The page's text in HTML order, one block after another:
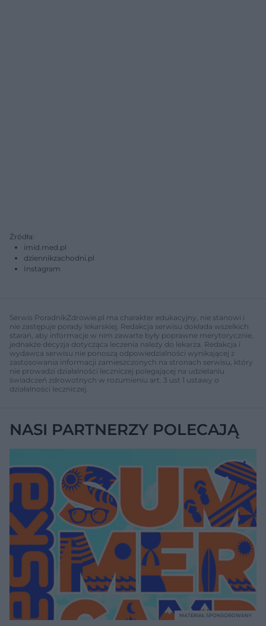
Źródła:
imid.med.pl
dziennikzachodni.pl
Instagram
Serwis PoradnikZdrowie.pl ma charakter edukacyjny, nie stanowi i
nie zastępuje porady lekarskiej. Redakcja serwisu dokłada wszelkich
starań, aby informacje w nim zawarte były poprawne merytorycznie,
jednakże decyzja dotycząca leczenia należy do lekarza. Redakcja i
wydawca serwisu nie ponoszą odpowiedzialności wynikającej z
zastosowania informacji zamieszczonych na stronach serwisu, który
nie prowadzi działalności leczniczej polegającej na udzielaniu
świadczeń zdrowotnych w rozumieniu art. 3 ust 1 ustawy o
działalności leczniczej.
NASI PARTNERZY POLECAJĄ
MATERIAŁ SPONSOROWANY